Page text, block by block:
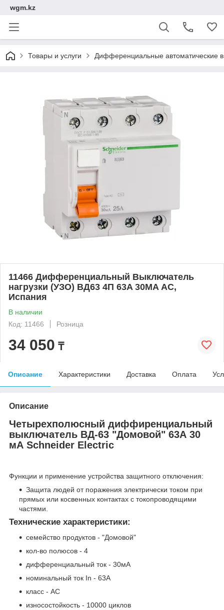
wgm.kz
Товары и услуги Дифференциальные автоматические
11466 Дифференциальный Выключатель
нагрузки (УЗО) ВД63 4П 63A 30MA АС,
Испания
В наличии
Код: 11466
Розница
34 050 ₸
Описание Характеристики Доставка Оплата
Описание
Четырехполюсный диффиренциальный
выключатель ВД-63 "Домовой" 63А 30
мА Schneider Electric
Функции и применение устройства защитного отключения:
Защита людей от поражения электрически током при
прямых или косвенных контактах с токопроводящими
частями.
Технические характеристики:
семейство продуктов - "Домовой"
кол-во полюсов - 4
дифференциальный ток - 30мА
номинальный ток In - 63A
класс - АС
износостойкость - 10000 циклов